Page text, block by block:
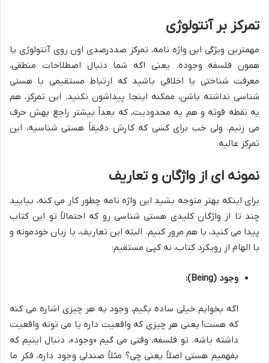
تمرکز بر آنتولوژی
مهمترین ویژگی این واژه نامه، تمرکز صددرصدی اون روی آنتولوژی یا
همون فلسفه وجوده. یعنی اگه شما دنبال اصطلاحات منطقی،
معرفت شناختی یا اخلاقی باشید که ارتباط مستقیمی با هستی
شناسی نداشته باشن، ممکنه اینجا پیداشون نکنید. این تمرکز، هم
یه نقطه قوته و هم یه محدودیت، که بعداً بیشتر راجع بهش حرف
می زنیم. ولی خب برای کسی که کارش دقیقاً هستی شناسیه، این
تمرکز عالیه.
نمونه ای از واژگان و تعاریف
برای اینکه بهتر متوجه بشید این واژه نامه چطور کار می کنه، بیایید
چند تا از واژگان کلیدی هستی شناسی رو که احتمالاً تو این کتاب
پیدا می کنید، با هم مرور کنیم. البته این تعاریف، با زبان خودمونه و
با الهام از رویکرد کتاب، نه کپی مستقیم:
وجود (Being):
اگه بخوایم خیلی ساده بگیم، وجود به هر چیزی اشاره می کنه
که هست! یعنی هر چیزی که واقعیت داره یا می تونه واقعیت
داشته باشه. تو فلسفه، وقتی می گیم «وجود»، دنبال اینیم که
بفهمیم هستی اصلاً یعنی چی؟ مثلاً صندلی وجود داره، فکر ما